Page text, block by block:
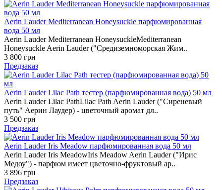
Aerin Lauder Mediterranean Honeysuckle парфюмированная
вода 50 мл
Aerin Lauder Mediterranean HoneysuckleMediterranean
Honeysuckle Aerin Lauder ("Средиземноморская Жим..
3 800 грн
Предзаказ
Aerin Lauder Lilac Path тестер (парфюмированная вода) 50 мл
Aerin Lauder Lilac PathLilac Path Aerin Lauder ("Сиреневый
путь" Аерин Лаудер) - цветочный аромат дл..
3 500 грн
Предзаказ
Aerin Lauder Iris Meadow парфюмированная вода 50 мл
Aerin Lauder Iris MeadowIris Meadow Aerin Lauder ("Ирис
Медоу") - парфюм имеет цветочно-фруктовый ар..
3 896 грн
Предзаказ